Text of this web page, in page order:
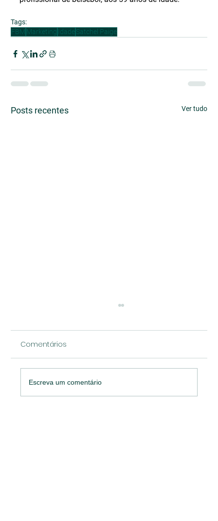
Tags:
FBM Marketing IdadeSatchel Paige
Posts recentes Ver tudo
Comentários
Escreva um comentário